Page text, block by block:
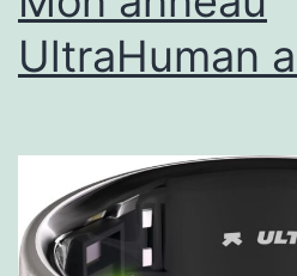
UltraHuman